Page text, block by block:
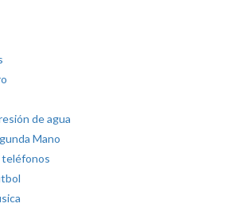
de agua
Mano
teléfonos